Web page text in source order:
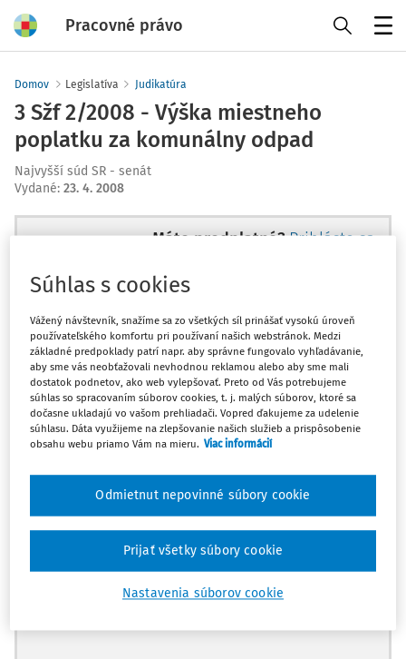
Pracovné právo
Domov Legislatíva Judikatúra
3 Sžf 2/2008 - Výška miestneho
poplatku za komunálny odpad
Najvyšší súd SR - senát
Vydané: 23. 4. 2008
Máte predplatné? Prihláste sa
Tento dokument je len pre
predplatiteľov VIP.
Odomknite si prístup zakúpením
predplatného.
Vďaka tomu získate aj:
Kompletný odborný obsah portálu
Všetky praktické nástroje: vzory, smart
dokumenty, knižnica
Súhlas s cookies
Vážený návštevník, snažíme sa zo všetkých síl prinášať vysokú úroveň
používateľského komfortu pri používaní našich webstránok. Medzi
základné predpoklady patrí napr. aby správne fungovalo vyhľadávanie,
aby sme vás neobťažovali nevhodnou reklamou alebo aby sme mali
dostatok podnetov, ako web vylepšovať. Preto od Vás potrebujeme
súhlas so spracovaním súborov cookies, t. j. malých súborov, ktoré sa
dočasne ukladajú vo vašom prehliadači. Vopred ďakujeme za udelenie
súhlasu. Dáta využijeme na zlepšovanie našich služieb a prispôsobenie
obsahu webu priamo Vám na mieru. Viac informácií
Nastavenia súborov cookie
Odmietnut nepovinné súbory cookie
Prijať všetky súbory cookie